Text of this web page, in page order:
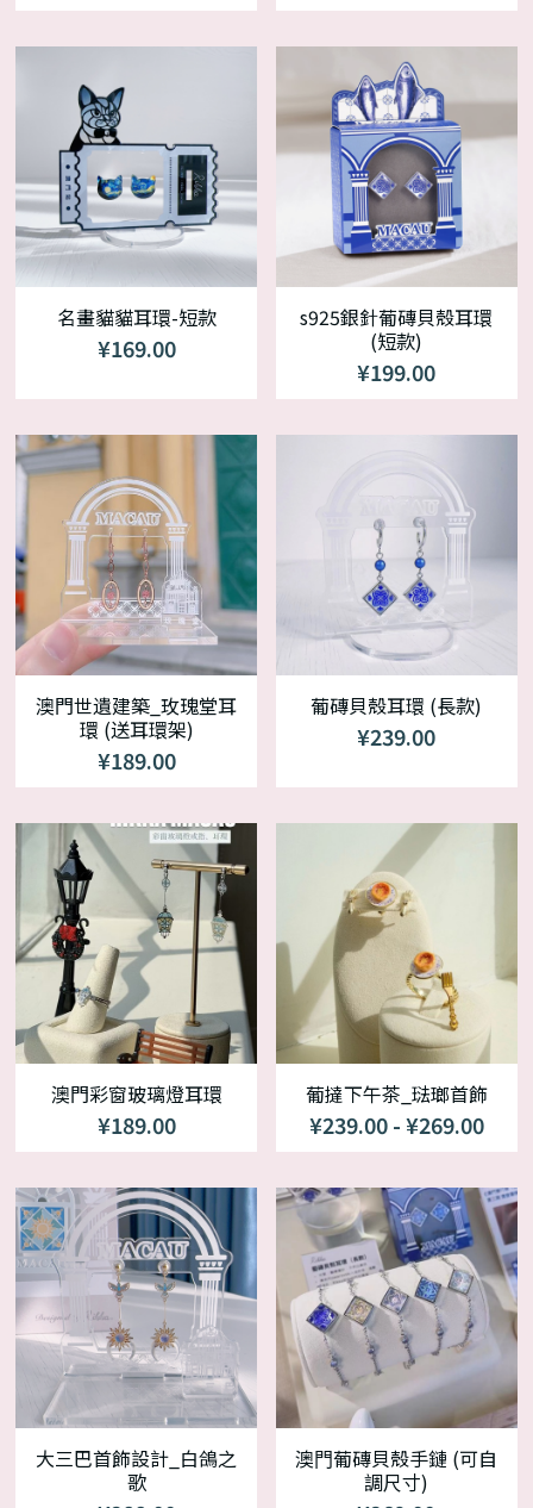
名畫貓貓耳環-短款
¥169.00
s925銀針葡磚貝殼耳環
(短款)
¥199.00
澳門世遺建築_玫瑰堂耳
環 (送耳環架)
¥189.00
葡磚貝殼耳環 (長款)
¥239.00
澳門彩窗玻璃燈耳環
¥189.00
葡撻下午茶_琺瑯首飾
¥239.00 - ¥269.00
大三巴首飾設計_白鴿之
歌
澳⾨葡磚貝殼手鏈 (可自
調尺寸)